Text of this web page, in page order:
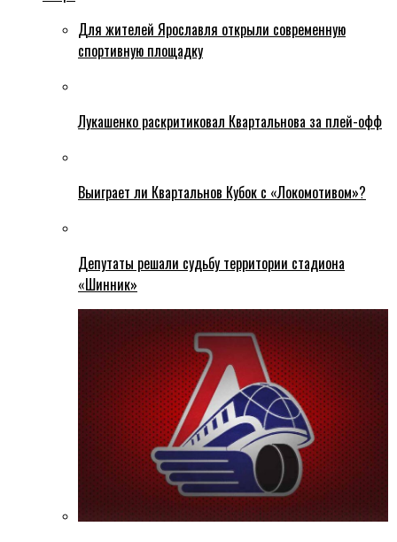
Для жителей Ярославля открыли современную
спортивную площадку
Лукашенко раскритиковал Квартальнова за плей-офф
Выиграет ли Квартальнов Кубок с «Локомотивом»?
Депутаты решали судьбу территории стадиона
«Шинник»